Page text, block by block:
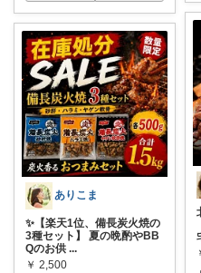
ありこま
✨【楽天1位、備長炭火焼の
3種セット】 夏の晩酌やBB
Qのお供 ...
￥ 2,500